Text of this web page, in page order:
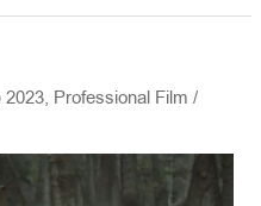
, Professional Film /